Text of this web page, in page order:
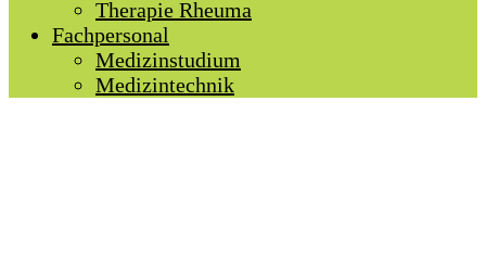
Therapie Rheuma
Fachpersonal
Medizinstudium
Medizintechnik